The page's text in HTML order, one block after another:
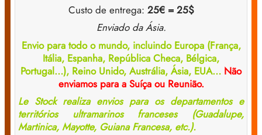
Custo de entrega: 25€ = 25$
Enviado da Ásia.
Envio para todo o mundo, incluindo Europa (França,
Itália, Espanha, República Checa, Bélgica,
Portugal…), Reino Unido, Austrália, Ásia, EUA… Não
enviamos para a Suíça ou Reunião.
Le Stock realiza envios para os departamentos e
territórios ultramarinos franceses (Guadalupe,
Martinica, Mayotte, Guiana Francesa, etc.).